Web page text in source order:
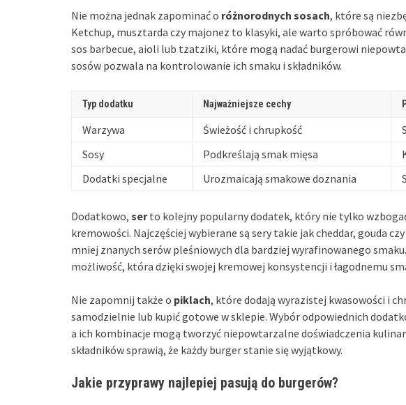
Nie można jednak zapominać o różnorodnych sosach, które są
Ketchup, musztarda czy majonez to klasyki, ale warto spróbować
sos barbecue, aioli lub tzatziki, które mogą nadać burgerowi
sosów pozwala na kontrolowanie ich smaku i składników.
Typ dodatku Najważniejsze cechy
Warzywa Świeżość i chrupkość
Sosy
Podkreślają smak mięsa
Dodatki specjalne
Urozmaicają smakowe doznania
Dodatkowo, serto kolejny popularny dodatek, który nie tylko
kremowości. Najczęściej wybierane są sery takie jak cheddar, gouda
mniej znanych serów pleśniowych dla bardziej wyrafinowanego smaku.
możliwość, która dzięki swojej kremowej konsystencji i łagodnemu
Nie zapomnij także o piklach, które dodają wyrazistej kwasowości i
samodzielnie lub kupić gotowe w sklepie. Wybór odpowiednich
a ich kombinacje mogą tworzyć niepowtarzalne doświadczenia
składników sprawią, że każdy burger stanie się wyjątkowy.
Jakie przyprawy najlepiej pasują do burgerów?